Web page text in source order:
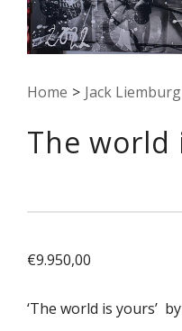
Home > Jack Liemburg
The world
€9.950,00
‘The world is yours’